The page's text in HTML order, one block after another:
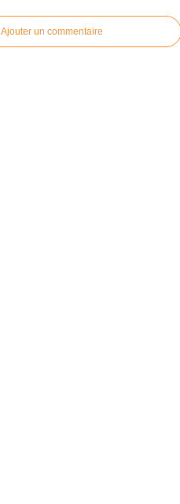
Ajouter un commentaire